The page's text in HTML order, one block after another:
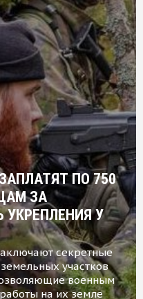
ПО 750
ЗА
УКРЕПЛЕНИЯ У
секретные
участков
военным
на их земле